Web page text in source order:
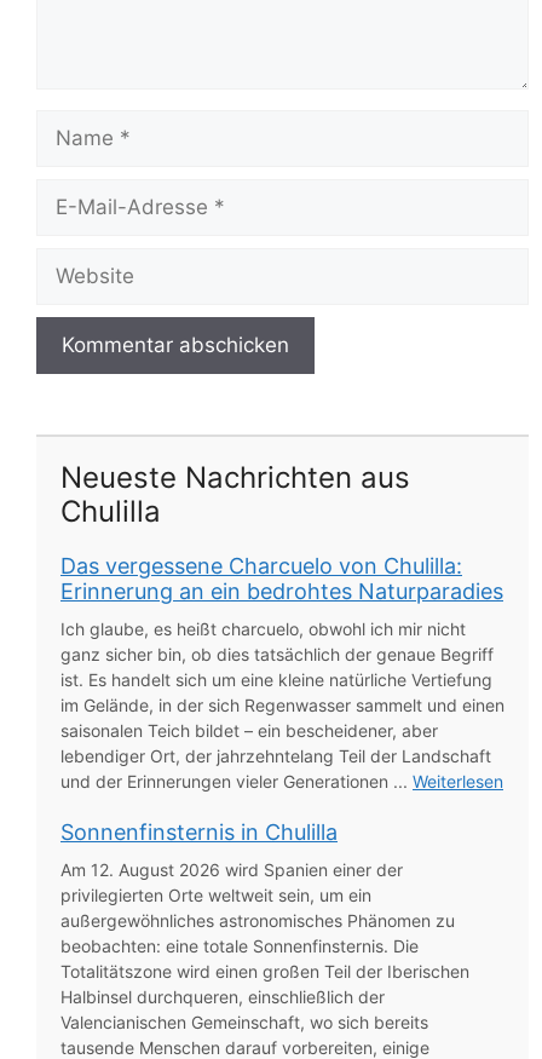
Mail-
Neueste Nachrichten aus
Chulilla
Das vergessene Charcuelo von Chulilla:
Erinnerung an ein bedrohtes Naturparadies
Ich glaube, es heißt charcuelo, obwohl ich mir nicht
ganz sicher bin, ob dies tatsächlich der genaue Begriff
ist. Es handelt sich um eine kleine natürliche Vertiefung
im Gelände, in der sich Regenwasser sammelt und einen
saisonalen Teich bildet – ein bescheidener, aber
lebendiger Ort, der jahrzehntelang Teil der Landschaft
und der Erinnerungen vieler Generationen ... Weiterlesen
Sonnenfinsternis in Chulilla
Am 12. August 2026 wird Spanien einer der
privilegierten Orte weltweit sein, um ein
außergewöhnliches astronomisches Phänomen zu
beobachten: eine totale Sonnenfinsternis. Die
Totalitätszone wird einen großen Teil der Iberischen
Halbinsel durchqueren, einschließlich der
Valencianischen Gemeinschaft, wo sich bereits
tausende Menschen darauf vorbereiten, einige